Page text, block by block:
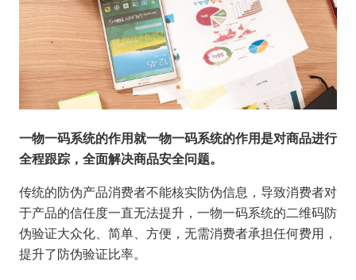
一物一码系统的作用就一物一码系统的作用是对商品进行
全程跟踪，全面解决商品安全问题。
传统的防伪产品消费者不能核实防伪信息，导致消费者对
于产品的信任度一直无法提升，一物一码系统的二维码防
伪验证大众化、简单、方便，无需消费者承担任何费用，
提升了防伪验证比率。